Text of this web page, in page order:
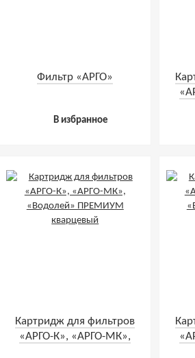
Фильтр «АРГО»
В избранное
Картридж для фильтров
«АРГО-К», «АРГО-МК»,